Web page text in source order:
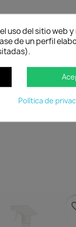
Tienes
uso del sitio web
de un perfil
Política de